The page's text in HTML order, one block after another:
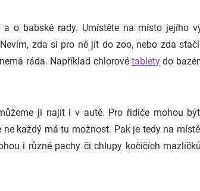
o babské rady. Umístěte na místo jejího
zda si pro ně jít do zoo, nebo zda
ráda. Například chlorové tabletydo
ji najít i v autě. Pro řidiče mohou
každý má tu možnost. Pak je tedy na
i různé pachy či chlupy kočičích